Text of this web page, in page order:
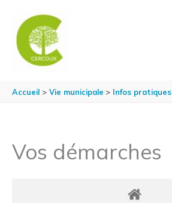
Accueil Vie municipale Infos pratiques
Vos démarches